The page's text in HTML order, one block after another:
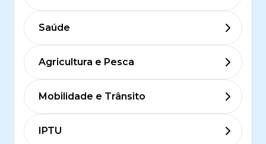
Saúde
Agricultura e Pesca
Mobilidade e Trânsito
IPTU